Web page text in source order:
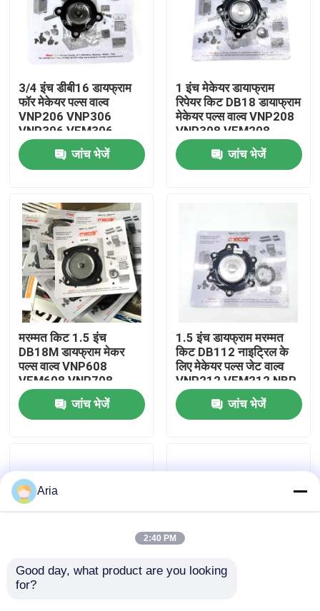
उत्पाद
वीडियो
हमारे बारे में
कारखाने का दौरा
गुणवत्ता नियंत्रण
हमसे संपर्क करें
समाचार
3/4 इंच डीबी16 डायफ्राम
फॉर मेकेयर पल्स वाल्व
VNP206 VNP306
VNP306 VEM306
जांच भेजें
1 इंच मेकेयर डायाफ्राम
रिपेयर किट DB18 डायाफ्राम
मेकेयर पल्स वाल्व VNP208
VNP308 VEM208
VEM308 VNP408
VEM408 के लिए
जांच भेजें
मरम्मत किट 1.5 इंच
DB18M डायफ्राम मेकर
पल्स वाल्व VNP608
VEM608 VNP708
VEM708
जांच भेजें
1.5 इंच डायफ्राम मरम्मत
किट DB112 नाइट्रिल के
लिए मेकेयर पल्स जेट वाल्व
VNP212 VEM212 NBR
VITON VNP312
VEM312 जांच भेजें
MECAIR मरम्मत किट 1
Aria
2:40 PM
Good day, what product are you looking
for?